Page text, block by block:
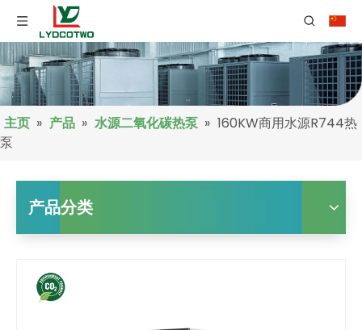
主页 » 产品 » 水源二氧化碳热泵 » 160KW商用水源R744热
泵
产品分类